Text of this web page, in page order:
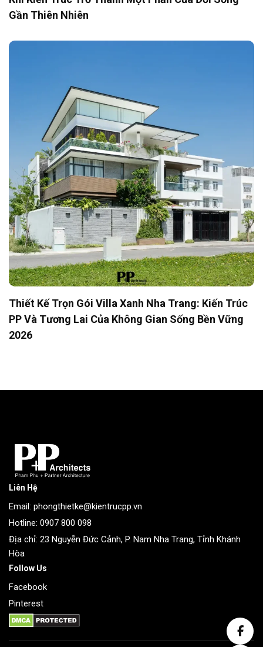
Gần Thiên Nhiên
Thiết Kế Trọn Gói Villa Xanh Nha Trang: Kiến Trúc
PP Và Tương Lai Của Không Gian Sống Bền Vững
2026
Liên Hệ
Email: phongthietke@kientrucpp.vn
Hotline: 0907 800 098
Địa chỉ: 23 Nguyễn Đức Cảnh, P. Nam Nha Trang, Tỉnh Khánh
Hòa
Follow Us
Facebook
Pinterest